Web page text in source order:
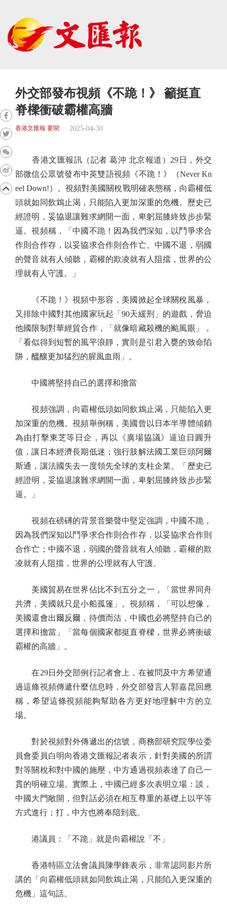
外交部發布視頻《不跪！》 籲挺直
脊樑衝破霸權高牆
香港文匯報 要聞 2025-04-30
香港文匯報訊（記者 葛沖 北京報道）29日，外交
部微信公眾號發布中英雙語視頻《不跪！》（Never Kn
eel Down!）。視頻對美國關稅戰明確表態稱，向霸權低
頭就如同飲鴆止渴，只能陷入更加深重的危機。歷史已
經證明，妥協退讓難求網開一面，卑躬屈膝終致步步緊
逼。視頻稱，「中國不跪！因為我們深知，以鬥爭求合
作則合作存，以妥協求合作則合作亡。中國不退，弱國
的聲音就有人傾聽，霸權的欺凌就有人阻擋，世界的公
理就有人守護。」
《不跪！》視頻中形容，美國掀起全球關稅風暴，
又排除中國對其他國家玩起「90天緩刑」的遊戲，脅迫
他國限制對華經貿合作，「就像暗藏殺機的颱風眼」，
「看似得到短暫的風平浪靜，實則是引君入甕的致命陷
阱，醞釀更加猛烈的腥風血雨」。
中國將堅持自己的選擇和擔當
視頻強調，向霸權低頭如同飲鴆止渴，只能陷入更
加深重的危機。視頻舉例稱，美國曾以日本半導體傾銷
為由打擊東芝等日企，再以《廣場協議》逼迫日圓升
值，讓日本經濟長期低迷；強行肢解法國工業巨頭阿爾
斯通，讓法國失去一度領先全球的支柱企業。「歷史已
經證明，妥協退讓難求網開一面，卑躬屈膝終致步步緊
逼。」
視頻在磅礡的背景音樂聲中堅定強調，中國不跪，
因為我們深知以鬥爭求合作則合作存，以妥協求合作則
合作亡；中國不退，弱國的聲音就有人傾聽，霸權的欺
凌就有人阻擋，世界的公理就有人守護。
美國貿易在世界佔比不到五分之一，「當世界同舟
共濟，美國就只是小船孤篷」。視頻稱，「可以想像，
美國還會出爾反爾，待價而沽，中國也必將堅持自己的
選擇和擔當」「當每個國家都挺直脊樑，世界必將衝破
霸權的高牆」。
在29日外交部例行記者會上，在被問及中方希望通
過這條視頻傳遞什麼信息時，外交部發言人郭嘉昆回應
稱，希望這條視頻能夠幫助各方更好地理解中方的立
場。
對於視頻對外傳遞出的信號，商務部研究院學位委
員會委員白明向香港文匯報記者表示，針對美國的所謂
對等關稅和對中國的施壓，中方通過視頻表達了自己一
貫的明確立場。實際上，中國已經多次表明立場：談，
中國大門敞開，但對話必須在相互尊重的基礎上以平等
方式進行；打，中方也將奉陪到底。
港議員：「不跪」就是向霸權說「不」
香港特區立法會議員陳學鋒表示，非常認同影片所
講的「向霸權低頭就如同飲鴆止渴，只能陷入更深重的
危機」這句話。